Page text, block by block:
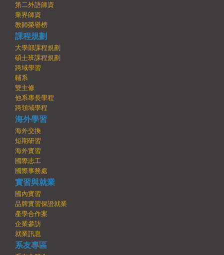
第二外語師資
業界師資
教師榮譽榜
課程規劃
大學部課程規劃
碩士班課程規劃
跨域學習
輔系
雙主修
他系專長學程
跨領域學程
海外學習
海外交換
短期研習
海外實習
國際志工
國際事務處
實習與就業
國內實習
品牌實習保證就業
產學合作案
企業參訪
就業訊息
系友專區